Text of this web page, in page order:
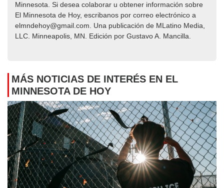
Minnesota. Si desea colaborar u obtener información sobre
El Minnesota de Hoy, escribanos por correo electrónico a
elmndehoy@gmail.com. Una publicación de MLatino Media,
LLC. Minneapolis, MN. Edición por Gustavo A. Mancilla.
MÁS NOTICIAS DE INTERÉS EN EL
MINNESOTA DE HOY